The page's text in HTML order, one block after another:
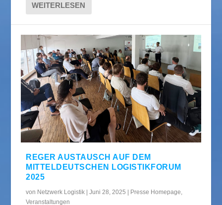
WEITERLESEN
REGER AUSTAUSCH AUF DEM
MITTELDEUTSCHEN LOGISTIKFORUM
2025
von Netzwerk Logistik |Juni 28, 2025 Presse Homepage,
Veranstaltungen